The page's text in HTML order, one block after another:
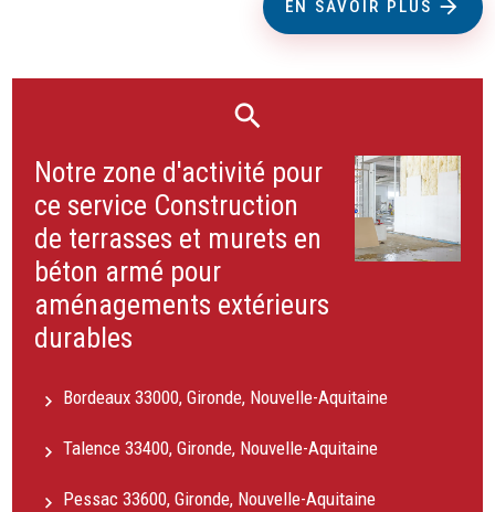
EN SAVOIR PLUS
Notre zone d'activité pour
ce service Construction
de terrasses et murets en
béton armé pour
aménagements extérieurs
durables
Bordeaux 33000, Gironde, Nouvelle-Aquitaine
Talence 33400, Gironde, Nouvelle-Aquitaine
Pessac 33600, Gironde, Nouvelle-Aquitaine